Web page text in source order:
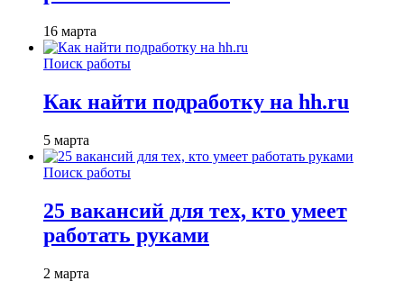
16 марта
Поиск работы
Как найти подработку на hh.ru
5 марта
Поиск работы
25 вакансий для тех, кто умеет
работать руками
2 марта